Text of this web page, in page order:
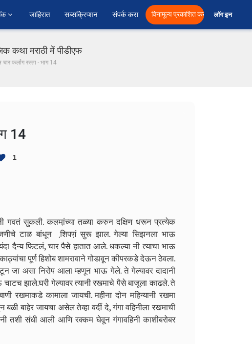
जाहिरात सब्सक्रिप्शन संपर्क करा विनामूल्य प्रकाशित करा लॉग इन
कथा मराठी में पीडीएफ
फर्लांग रस्ता - भाग 14
14
1
कलमा़ंच्या तळ्या करुन दक्षिण धरून प्रत्येक
टाळ बांधून शि़पण़ं सुरू झाल. गेल्या सिझनला भाऊ
दैन्य फिटलं, चार पैसे हातात आले. धकल्या नी त्याचा भाऊ
पूर्ण हिशोब शामरावाने गोडावून कीपरकडे देऊन ठेवला.
जा असा निरोप आला म्हणून भाऊ गेले. ते गेल्यावर दादानी
झाले.घरी गेल्यावर त्यानी रखमाचे पैसे बाजूला काढले. ते
रखमाकडे कामाला जायची. महीना दोन महिन्यानी रखमा
बाहेर जायचा असेल तेव्हा वर्दी दे, गंगा वहिनीला रखमाची
तशी संधी आली आणि रक्कम घेवून गंगावहिनी काशीबरोबर